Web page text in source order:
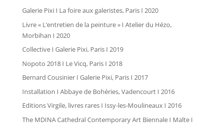
Galerie Pixi I La foire aux galeristes, Paris I 2020
Livre « L’entretien de la peinture » I Atelier du Hézo,
Morbihan I 2020
Collective I Galerie Pixi, Paris I 2019
Nopoto 2018 I Le Vicq, Paris I 2018
Bernard Cousinier I Galerie Pixi, Paris I 2017
Installation I Abbaye de Bohéries, Vadencourt I 2016
Editions Virgile, livres rares I Issy-les-Moulineaux I 2016
The MDINA Cathedral Contemporary Art Biennale I Malte I